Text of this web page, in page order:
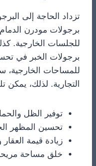
تزداد الحاجة إلى
برجولات مودرن
للجلسات الخارجية.
برجولات الخبر في
للمساحات الخارجية،
التجارية. لذلك، يمكن
توفير الظل
تحسين المظهر
زيادة قيمة
خلق مساحة